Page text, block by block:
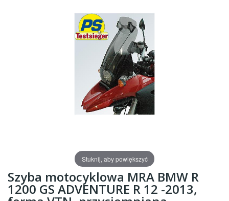
Stuknij, aby powiększyć
Szyba motocyklowa MRA BMW R
1200 GS ADVENTURE R 12 -2013,